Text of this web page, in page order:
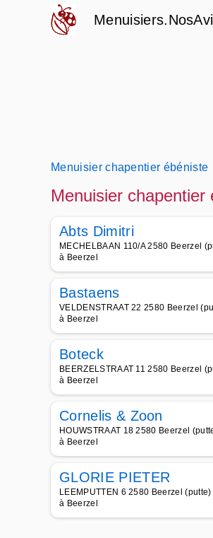
Menuisier chapentier ébéniste
Menuisier
Abts Dimitri
MECHELBAAN 110/A 2580 Beerzel
à Beerzel
Bastaens
VELDENSTRAAT 22 2580 Beerzel
à Beerzel
Boteck
BEERZELSTRAAT 11 2580 Beerzel
à Beerzel
Cornelis & Zoon
HOUWSTRAAT 18 2580 Beerzel
à Beerzel
GLORIE PIETER
LEEMPUTTEN 6 2580 Beerzel (putte)
à Beerzel